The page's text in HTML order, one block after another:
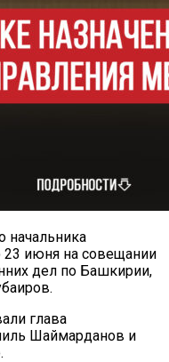
начальника
23 июня на совещании
дел по Башкирии,
глава
Шаймарданов и